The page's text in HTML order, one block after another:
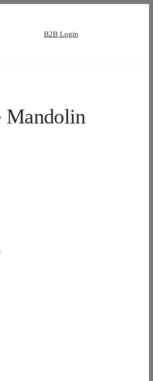
B2B Login
Mandolin